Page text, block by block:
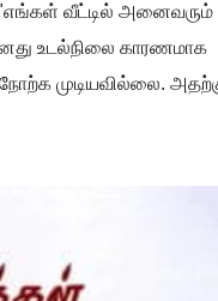
"எங்கள் வீட்டில் அனைவரும்
உடல்நிலை காரணமாக
முடியவில்லை.